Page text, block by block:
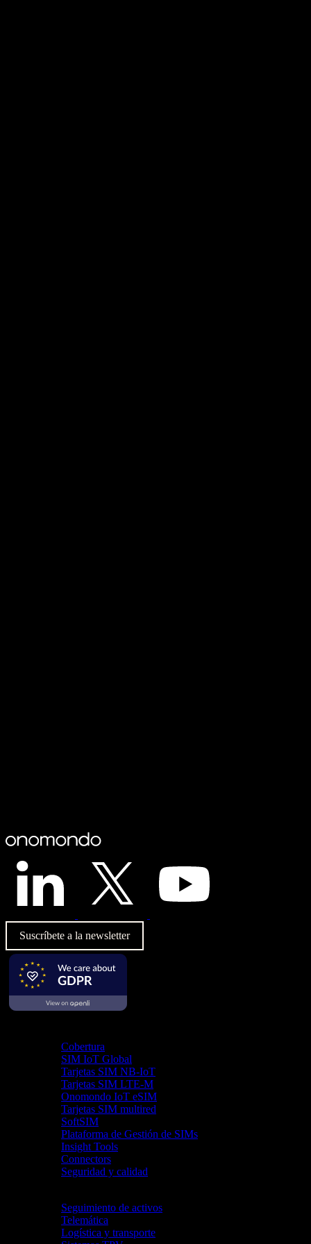
Suscríbete a la newsletter
Cobertura
SIM IoT Global
Tarjetas SIM NB-IoT
Tarjetas SIM LTE-M
Onomondo IoT eSIM
Tarjetas SIM multired
SoftSIM
Plataforma de Gestión de SIMs
Insight Tools
Connectors
Seguridad y calidad
Seguimiento de activos
Telemática
Logística y transporte